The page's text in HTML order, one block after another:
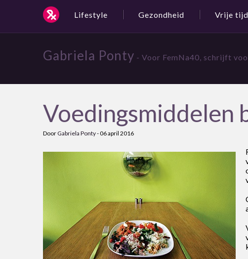
Lifestyle Gezondheid Vrije tijd
Gabriela Ponty - Voor FemNa40, schrijft
Voedingsmiddelen
Door Gabriela Ponty-06 april 2016